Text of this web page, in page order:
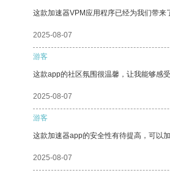
这款加速器VPM应用程序已经为我们带
2025-08-07
游客
这款app的社区氛围很温馨，让我能够感受
2025-08-07
游客
这款加速器app的安全性有待提高，可以
2025-08-07